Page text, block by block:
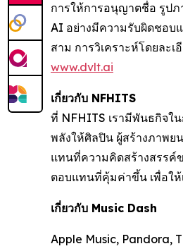
การให้การอนุญาตชื่อ รูปภ
AI อย่างมีความรับผิดชอบ
สาม การวิเคราะห์โดยละ
www.dvlt.ai
เกี่ยวกับ NFHITS
ที่ NFHITS เรามีพันธกิจใ
พลังให้ศิลปิน ผู้สร้างภาพย
แทนที่ความคิดสร้างสรรค์
ตอบแทนที่คุ้มค่าขึ้น เพื่อให้
เกี่ยวกับ Music Dash
Apple Music, Pandora,